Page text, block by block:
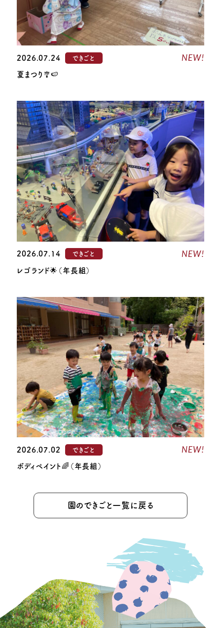
2026.07.24 できごと NEW!
夏まつり🎐🍉
2026.07.14 できごと NEW!
レゴランド🌟（年長組）
2026.07.02 できごと NEW!
ボディペイント🌈（年長組）
園のできごと一覧に戻る